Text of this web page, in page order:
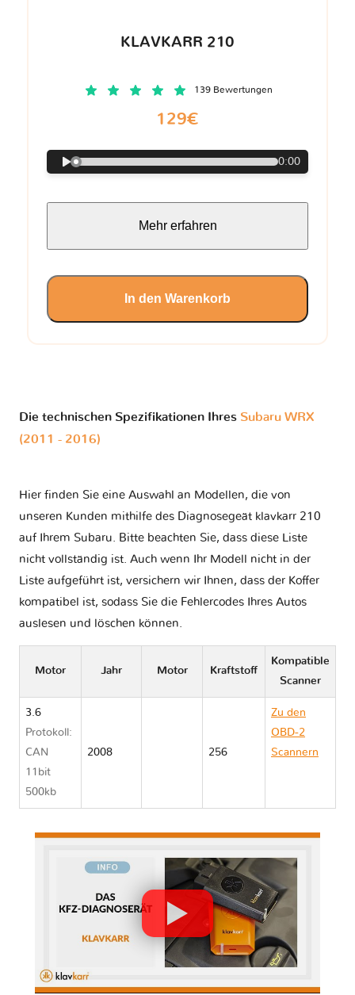
KLAVKARR 210
139 Bewertungen
129€
0:00
Mehr erfahren
In den Warenkorb
Die technischen Spezifikationen Ihres Subaru WRX
(2011 - 2016)
Hier finden Sie eine Auswahl an Modellen, die von
unseren Kunden mithilfe des Diagnosegeät klavkarr 210
auf Ihrem Subaru. Bitte beachten Sie, dass diese Liste
nicht vollständig ist. Auch wenn Ihr Modell nicht in der
Liste aufgeführt ist, versichern wir Ihnen, dass der Koffer
kompatibel ist, sodass Sie die Fehlercodes Ihres Autos
auslesen und löschen können.
Motor Jahr Motor Kraftstoff
Kompatible
Scanner
3.6
Protokoll:
CAN
11bit
500kb
2008 256
Zu den
OBD-2
Scannern